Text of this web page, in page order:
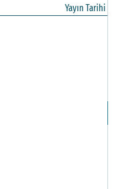
Yayın Tarihi